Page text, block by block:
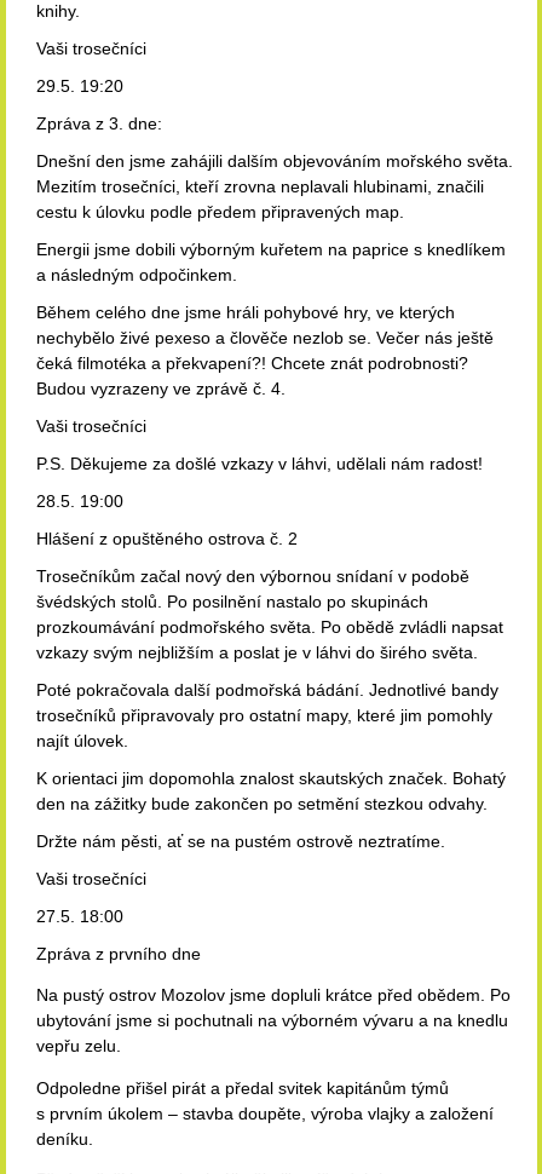
knihy.
Vaši trosečníci
29.5. 19:20
Zpráva z 3. dne:
Dnešní den jsme zahájili dalším objevováním mořského světa.
Mezitím trosečníci, kteří zrovna neplavali hlubinami, značili
cestu k úlovku podle předem připravených map.
Energii jsme dobili výborným kuřetem na paprice s knedlíkem
a následným odpočinkem.
Během celého dne jsme hráli pohybové hry, ve kterých
nechybělo živé pexeso a člověče nezlob se. Večer nás ještě
čeká filmotéka a překvapení?! Chcete znát podrobnosti?
Budou vyzrazeny ve zprávě č. 4.
Vaši trosečníci
P.S. Děkujeme za došlé vzkazy v láhvi, udělali nám radost!
28.5. 19:00
Hlášení z opuštěného ostrova č. 2
Trosečníkům začal nový den výbornou snídaní v podobě
švédských stolů. Po posilnění nastalo po skupinách
prozkoumávání podmořského světa. Po obědě zvládli napsat
vzkazy svým nejbližším a poslat je v láhvi do širého světa.
Poté pokračovala další podmořská bádání. Jednotlivé bandy
trosečníků připravovaly pro ostatní mapy, které jim pomohly
najít úlovek.
K orientaci jim dopomohla znalost skautských značek. Bohatý
den na zážitky bude zakončen po setmění stezkou odvahy.
Držte nám pěsti, ať se na pustém ostrově neztratíme.
Vaši trosečníci
27.5. 18:00
Zpráva z prvního dne
Na pustý ostrov Mozolov jsme dopluli krátce před obědem. Po
ubytování jsme si pochutnali na výborném vývaru a na knedlu
vepřu zelu.
Odpoledne přišel pirát a předal svitek kapitánům týmů
s prvním úkolem –stavba doupěte, výroba vlajky a založení
deníku.